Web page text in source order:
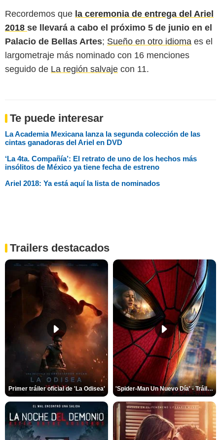
Recordemos que la ceremonia de entrega del Ariel
2018 se llevará a cabo el próximo 5 de junio en el
Palacio de Bellas Artes; Sueño en otro idioma es el
largometraje más nominado con 16 menciones
seguido de La región salvaje con 11.
Te puede interesar
La Academia Mexicana lanza la segunda colección de las
cintas ganadoras del Ariel en DVD
‘La 4ta. Compañía’: El retrato de uno de los hechos más
insólitos de México ya tiene fecha de estreno
Ariel 2018: Ya está aquí la lista de nominados
Trailers destacados
Primer tráiler oficial de 'La Odisea' 'Spider-Man Un Nuevo Día' - Tráiler oficial subtitulado